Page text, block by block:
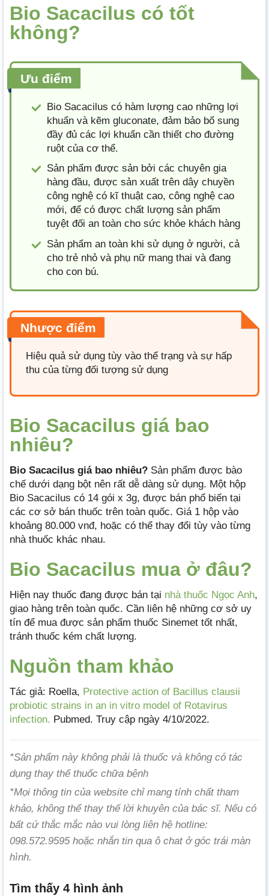
Bio Sacacilus có tốt
không?
Ưu điểm
Bio Sacacilus có hàm lượng cao những lợi
khuẩn và kẽm gluconate, đảm bảo bổ sung
đầy đủ các lợi khuẩn cần thiết cho đường
ruột của cơ thể.
Sản phẩm được sản bởi các chuyên gia
hàng đầu, được sản xuất trên dây chuyền
công nghệ có kĩ thuật cao, công nghệ cao
mới, để có được chất lượng sản phẩm
tuyệt đối an toàn cho sức khỏe khách hàng
Sản phẩm an toàn khi sử dụng ở người, cả
cho trẻ nhỏ và phụ nữ mang thai và đang
cho con bú.
Nhược điểm
Hiệu quả sử dụng tùy vào thể trạng và sự hấp
thu của từng đối tượng sử dụng
Bio Sacacilus giá bao
nhiêu?
Bio Sacacilus giá bao nhiêu? Sản phẩm được bào
chế dưới dạng bột nên rất dễ dàng sử dụng. Một hộp
Bio Sacacilus có 14 gói x 3g, được bán phổ biến tại
các cơ sở bán thuốc trên toàn quốc. Giá 1 hộp vào
khoảng 80.000 vnđ, hoặc có thể thay đổi tùy vào từng
nhà thuốc khác nhau.
Bio Sacacilus mua ở đâu?
Hiện nay thuốc đang được bán tại nhà thuốc Ngọc Anh,
giao hàng trên toàn quốc. Cần liên hệ những cơ sở uy
tín để mua được sản phẩm thuốc Sinemet tốt nhất,
tránh thuốc kém chất lượng.
Nguồn tham khảo
Tác giả: Roella, Protective action of Bacillus clausii
probiotic strains in an in vitro model of Rotavirus
infection. Pubmed. Truy cập ngày 4/10/2022.
*Sản phẩm này không phải là thuốc và không có tác
dụng thay thế thuốc chữa bệnh
*Mọi thông tin của website chỉ mang tính chất tham
khảo, không thể thay thế lời khuyên của bác sĩ. Nếu có
bất cứ thắc mắc nào vui lòng liên hệ hotline:
098.572.9595 hoặc nhắn tin qua ô chat ở góc trái màn
hình.
Tìm thấy 4 hình ảnh